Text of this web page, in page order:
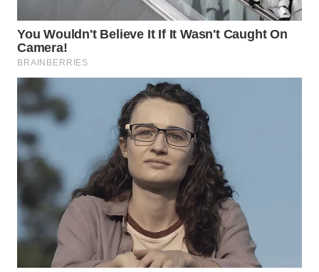
WN
SIMALUNGUN
WN
LABUHANBATU
WN
TAPANULI
TENGAH
WN DELI
SERDANG
TEBING